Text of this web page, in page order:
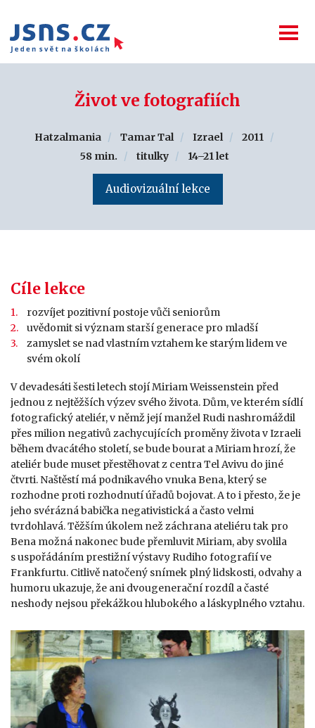
Život ve fotografiích
Hatzalmania Tamar Tal Izrael
2011
58 min.
titulky 14–21 let
Audiovizuální lekce
Cíle lekce
rozvíjet pozitivní postoje vůči seniorům
uvědomit si význam starší generace pro mladší
zamyslet se nad vlastním vztahem ke starým lidem ve
svém okolí
V devadesáti šesti letech stojí Miriam Weissenstein před
jednou z nejtěžších výzev svého života. Dům, ve kterém sídlí
fotografický ateliér, v němž její manžel Rudi nashromáždil
přes milion negativů zachycujících proměny života v Izraeli
během dvacátého století, se bude bourat a Miriam hrozí, že
ateliér bude muset přestěhovat z centra Tel Avivu do jiné
čtvrti. Naštěstí má podnikavého vnuka Bena, který se
rozhodne proti rozhodnutí úřadů bojovat. A to i přesto, že je
jeho svérázná babička negativistická a často velmi
tvrdohlavá. Těžším úkolem než záchrana ateliéru tak pro
Bena možná nakonec bude přemluvit Miriam, aby svolila
s uspořádáním prestižní výstavy Rudiho fotografií ve
Frankfurtu. Citlivě natočený snímek plný lidskosti, odvahy a
humoru ukazuje, že ani dvougenerační rozdíl a časté
neshody nejsou překážkou hlubokého a láskyplného vztahu.